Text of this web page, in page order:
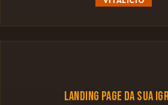
LANDING PAGE DA SUA